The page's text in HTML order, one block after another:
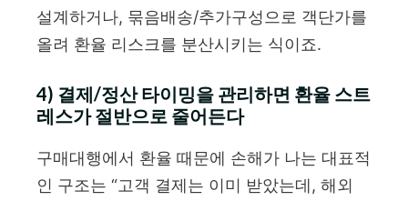
설계하거나, 묶음배송/추가구성으로 객단가를
올려 환율 리스크를 분산시키는 식이죠.
4) 결제/정산 타이밍을 관리하면 환율 스트
레스가 절반으로 줄어든다
구매대행에서 환율 때문에 손해가 나는 대표적
인 구조는 “고객 결제는 이미 받았는데, 해외